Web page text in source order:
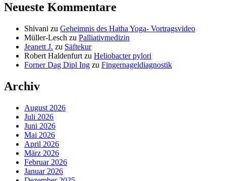
Neueste Kommentare
Shivani zu Geheimnis des Hatha Yoga- Vortragsvideo
Müller-Lesch zu Palliativmedizin
Jeanett J. zu Säftekur
Robert Haldenfurt zu Heliobacter pylori
Forner Dag Dipl Ing zu Fingernageldiagnostik
Archiv
August 2026
Juli 2026
Juni 2026
Mai 2026
April 2026
März 2026
Februar 2026
Januar 2026